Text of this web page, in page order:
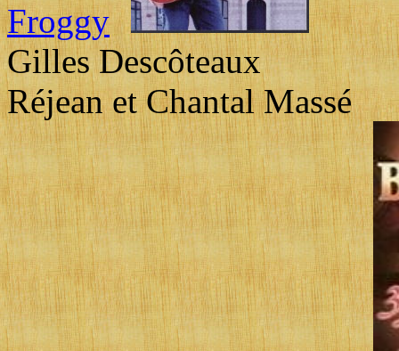
Froggy
Gilles Descôteaux
Réjean et Chantal Massé